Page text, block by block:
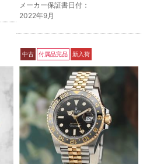
メーカー保証書日付：
2022年9月
中古 付属品完品 新入荷